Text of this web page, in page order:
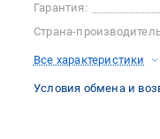
Гарантия:
Страна-
Все характеристики
Условия обмена и